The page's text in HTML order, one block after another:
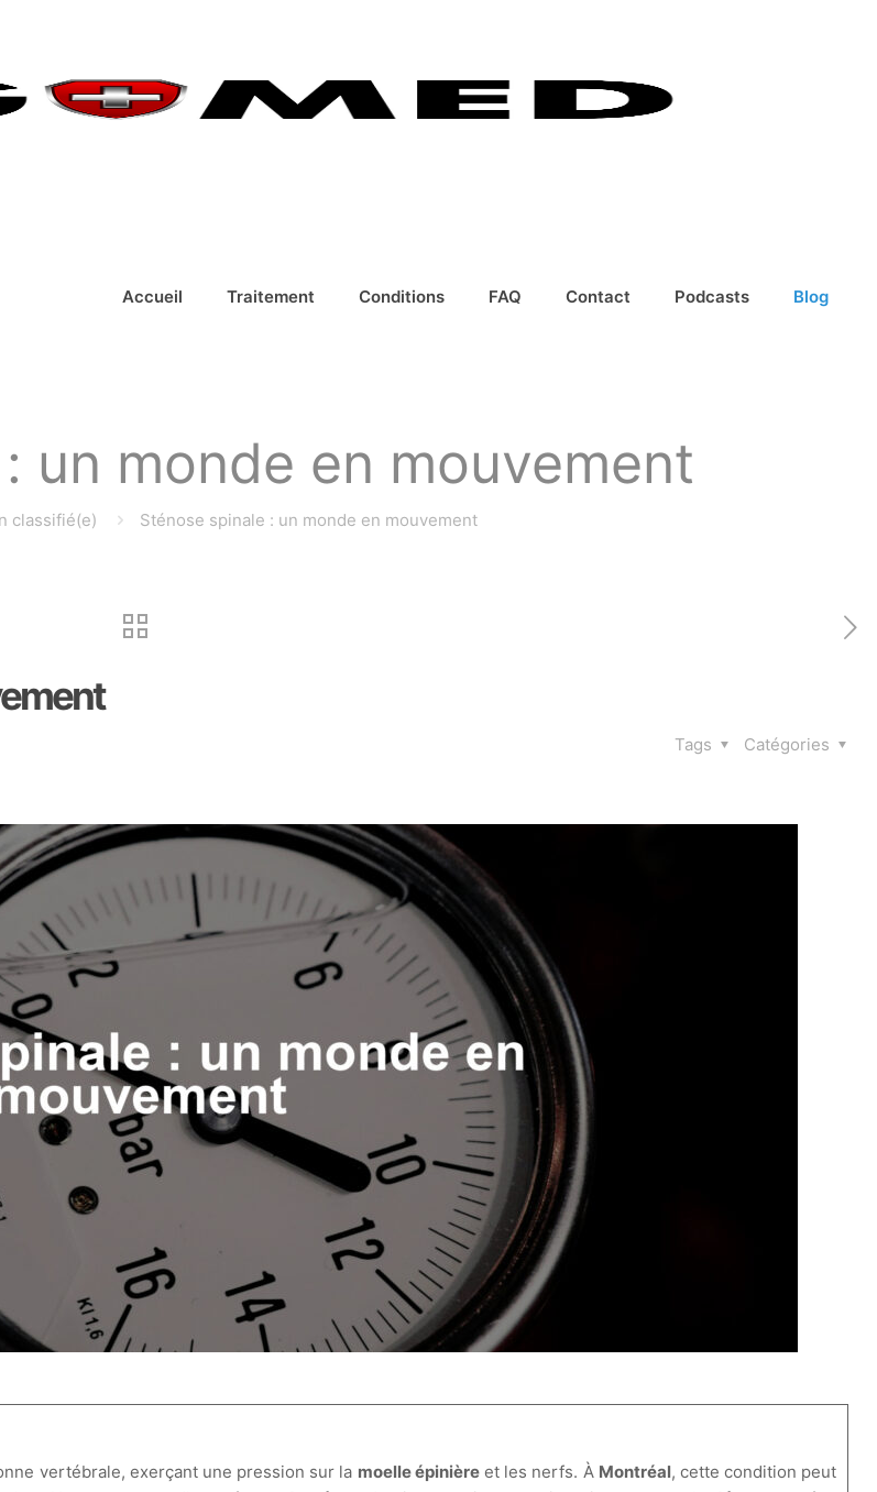
Accueil Traitement Conditions FAQ Contact Podcasts Blog
un monde en mouvement
classifié(e) Sténose spinale : un monde en mouvement
Catégories
Tags
vertébrale, exerçant une pression sur la moelle épinièreet les nerfs. À Montréal, cette condition peut